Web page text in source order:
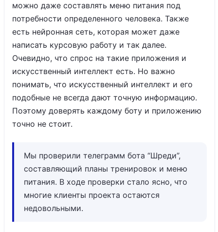
можно даже составлять меню питания под
потребности определенного человека. Также
есть нейронная сеть, которая может даже
написать курсовую работу и так далее.
Очевидно, что спрос на такие приложения и
искусственный интеллект есть. Но важно
понимать, что искусственный интеллект и его
подобные не всегда дают точную информацию.
Поэтому доверять каждому боту и приложению
точно не стоит.
Мы проверили телеграмм бота “Шреди”,
составляющий планы тренировок и меню
питания. В ходе проверки стало ясно, что
многие клиенты проекта остаются
недовольными.